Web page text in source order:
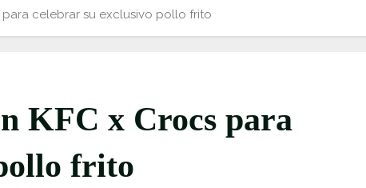
celebrar su exclusivo pollo frito
KFC x Crocs para
frito